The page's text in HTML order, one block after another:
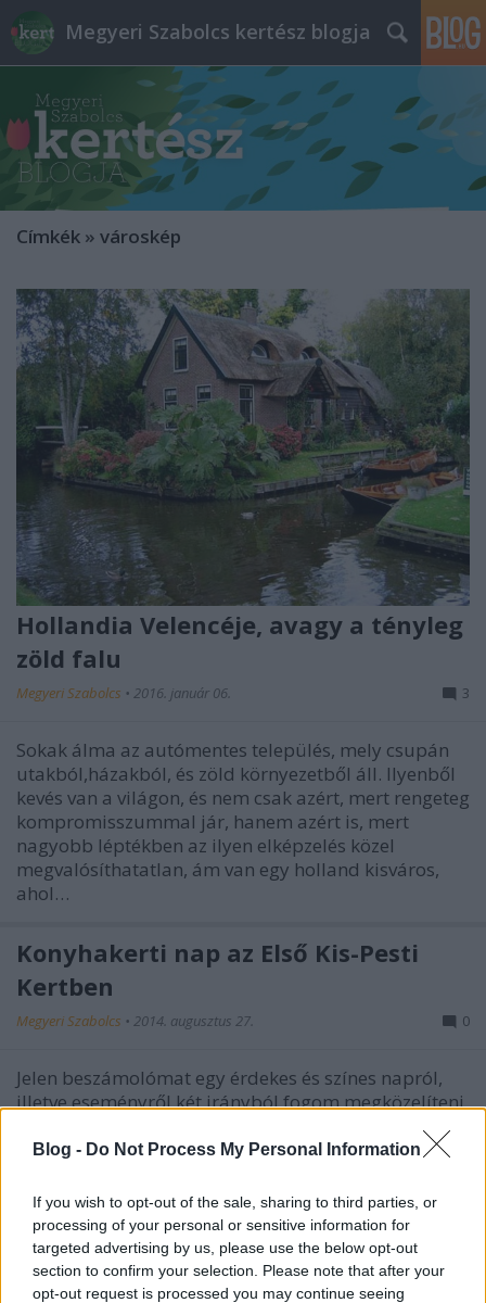
Blog - Do Not Process My Personal Information
If you wish to opt-out of the sale, sharing to third parties, or
processing of your personal or sensitive information for
targeted advertising by us, please use the below opt-out
section to confirm your selection. Please note that after your
opt-out request is processed you may continue seeing
Megyeri Szabolcs kertész blogja
Címkék » városkép
Hollandia Velencéje, avagy a tényleg
zöld falu
Megyeri Szabolcs • 2016. január 06. 3
Sokak álma az autómentes település, mely csupán
utakból,házakból, és zöld környezetből áll. Ilyenből
kevés van a világon, és nem csak azért, mert rengeteg
kompromisszummal jár, hanem azért is, mert
nagyobb léptékben az ilyen elképzelés közel
megvalósíthatatlan, ám van egy holland kisváros,
ahol…
Konyhakerti nap az Első Kis-Pesti
Kertben
Megyeri Szabolcs • 2014. augusztus 27. 0
Jelen beszámolómat egy érdekes és színes napról,
illetve eseményről két irányból fogom megközelíteni,
összefonva az Első Kis-Pesti Kertben találjuk
olvasó, úgyhogy érdemes…
Alternatív városi zöldfelületek
Megyeri Szabolcs•2014. augusztus 20.